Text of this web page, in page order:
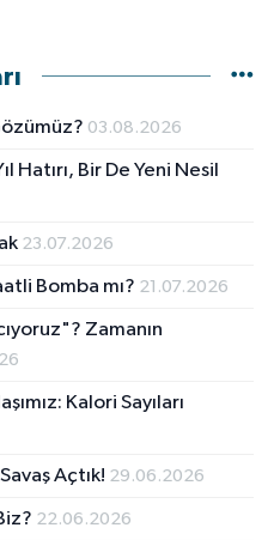
03.08.2026
Hatırı, Bir De Yeni Nesil
23.07.2026
Bomba mı? 21.07.2026
Zamanın
Kalori Sayıları
Açtık! 29.06.2026
22.06.2026